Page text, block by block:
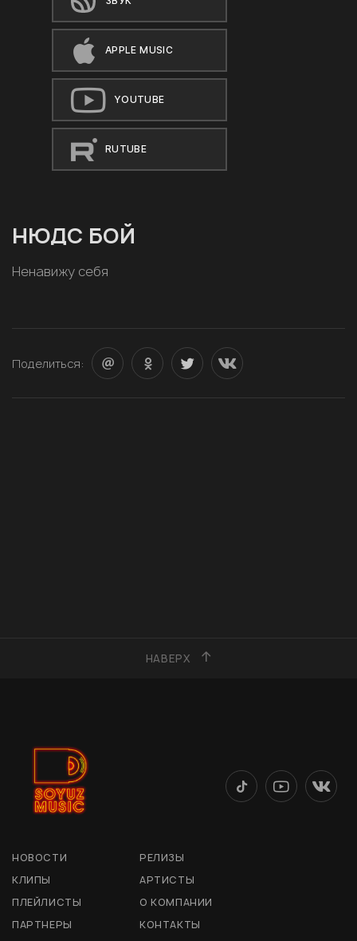
APPLE MUSIC
YOUTUBE
RUTUBE
НЮДС БОЙ
Ненавижу себя
Поделиться:
НАВЕРХ
НОВОСТИ
РЕЛИЗЫ
КЛИПЫ
АРТИСТЫ
ПЛЕЙЛИСТЫ
О КОМПАНИИ
ПАРТНЕРЫ
КОНТАКТЫ